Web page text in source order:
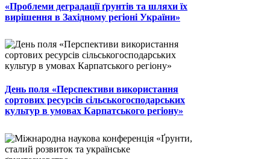
«Проблеми деградації ґрунтів та шляхи їх
вирішення в Західному регіоні України»
День поля «Перспективи використання
сортових ресурсів сільськогосподарських
культур в умовах Карпатського регіону»